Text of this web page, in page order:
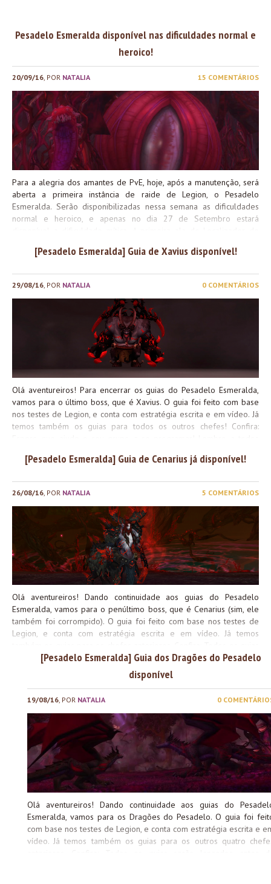
ajudem todas as guildas a progredirem o mais tranquilamente
possível nessa raide. Vamos tornar o PvE brasileiro cada vez mais
Pesadelo Esmeralda disponível nas dificuldades normal e
heroico!
20/09/16 , POR NATALIA 15 COMENTÁRIOS
Para a alegria dos amantes de PvE, hoje, após a manutenção, será
aberta a primeira instância de raide de Legion, o Pesadelo
Esmeralda. Serão disponibilizadas nessa semana as dificuldades
normal e heroico, e apenas no dia 27 de Setembro estará
segunda ala estará disponível no dia 11 de Outubro, e a última ala
começarão a ser saqueadas. Elas permitirão que você progrida nas
Masmorras Mítico +, com maiores desafios e recompensas.
Animados? Provavelmente teremos um pouco de stream do modo
normal hoje, então fiquem de olho
[Pesadelo Esmeralda] Guia de Xavius disponível!
29/08/16 , POR NATALIA 0 COMENTÁRIOS
Olá aventureiros! Para encerrar os guias do Pesadelo Esmeralda,
vamos para o último boss, que é Xavius. O guia foi feito com base
nos testes de Legion, e conta com estratégia escrita e em vídeo. Já
temos também os guias para todos os outros chefes! Confira:
20 de Setembro! Confira o resto do cronograma de masmorras e
[Pesadelo Esmeralda] Guia de Cenarius já disponível!
26/08/16 , POR NATALIA 5 COMENTÁRIOS
Olá aventureiros! Dando continuidade aos guias do Pesadelo
Esmeralda, vamos para o penúltimo boss, que é Cenarius (sim, ele
também foi corrompido). O guia foi feito com base nos testes de
Legion, e conta com estratégia escrita e em vídeo. Já temos
serão lançados antes da abertura da raide, então fiquem de olho
[Pesadelo Esmeralda] Guia dos Dragões do Pesadelo
disponível
19/08/16, POR NATALIA 0
Olá aventureiros! Dando continuidade aos guias do
Esmeralda, vamos para os Dragões do Pesadelo. O guia foi
com base nos testes de Legion, e conta com estratégia escrita e
vídeo. Já temos também os guias para os outros quatro